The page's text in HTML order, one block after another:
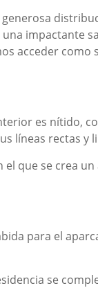
impactante
acceder como
es nítido,
líneas rectas y
el que se crea
para el
se